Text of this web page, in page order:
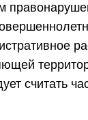
считать